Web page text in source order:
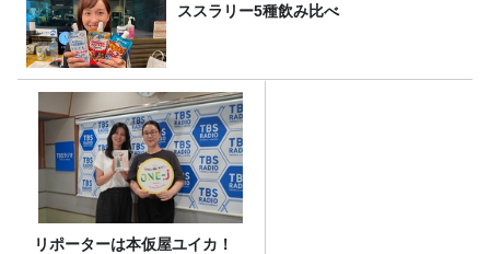
ススラリー5種飲み比べ
リポーターは本仮屋ユイカ！